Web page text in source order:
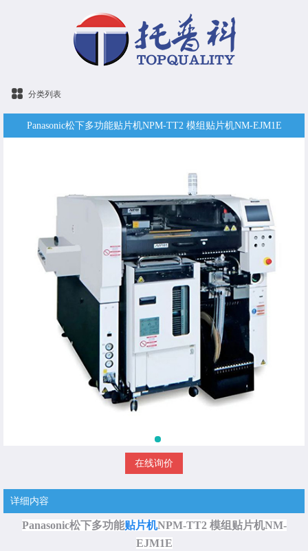
分类列表
Panasonic松下多功能贴片机NPM-TT2 模组贴片机NM-EJM1E
在线询价
详细内容
Panasonic松下多功能贴片机NPM-TT2 模组贴片机NM-
EJM1E